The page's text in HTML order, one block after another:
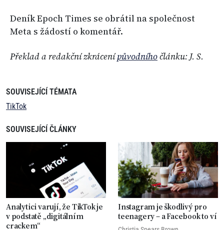
Deník Epoch Times se obrátil na společnost
Meta s žádostí o komentář.
Překlad a redakční zkrácenípůvodníhočlánku: J. S.
SOUVISEJÍCÍ TÉMATA
TikTok
SOUVISEJÍCÍ ČLÁNKY
Analytici varují, že TikTok je
v podstatě „digitálním
crackem“
Instagram je škodlivý pro
teenagery – a Facebook to ví